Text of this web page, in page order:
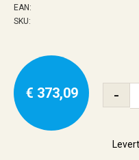
EAN:
SKU:
€ 373,09 -